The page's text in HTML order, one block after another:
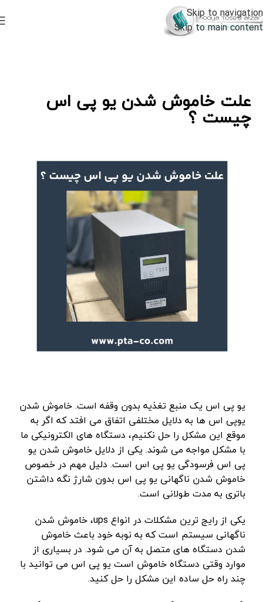
Skip to navigation
Skip to main content
علت خاموش شدن یو پی اس
چیست ؟
یو پی اس یک منبع تغذیه بدون وقفه است. خاموش شدن
یوپی اس ها به دلایل مختلفی اتفاق می افتد که اگر به
موقع این مشکل را حل نکنیم، دستگاه های الکترونیکی ما
با مشکل مواجه می شوند. یکی از دلایل خاموش شدن یو
پی اس فرسودگی یو پی اس است. دلیل مهم در خصوص
خاموش شدن ناگهانی یو پی اس بدون شارژ نگه داشتن
باتری به مدت طولانی است.
یکی از رایج ترین مشکلات در انواع ups، خاموش شدن
ناگهانی سیستم است که به نوبه خود باعث خاموش
شدن دستگاه های متصل به آن می شود. در بسیاری از
موارد وقتی دستگاه خاموش است یو پی اس می توانید با
چند راه حل ساده این مشکل را حل کنید.